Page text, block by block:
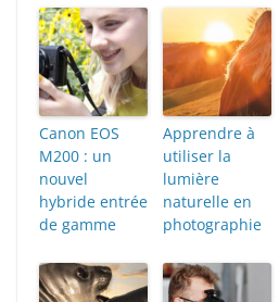
Canon EOS
M200 : un
nouvel
hybride entrée
de gamme
Apprendre à
utiliser la
lumière
naturelle en
photographie